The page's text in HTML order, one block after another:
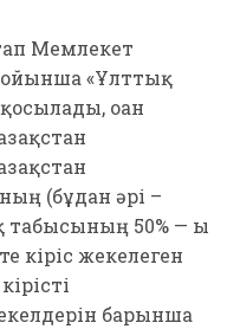
Мемлекет
«Ұлттық
оған
(бұдан әрі –
табысының 50% — ы
кіріс жекелеген
барынша